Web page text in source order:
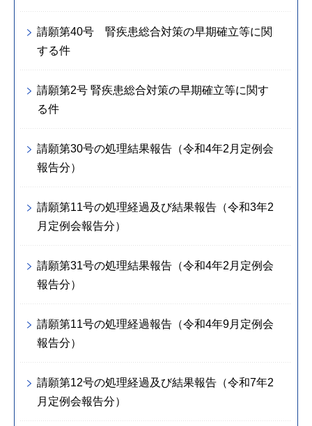
請願第40号 腎疾患総合対策の早期確立等に関
する件
請願第2号 腎疾患総合対策の早期確立等に関す
る件
請願第30号の処理結果報告（令和4年2月定例会
報告分）
請願第11号の処理経過及び結果報告（令和3年2
月定例会報告分）
請願第31号の処理結果報告（令和4年2月定例会
報告分）
請願第11号の処理経過報告（令和4年9月定例会
報告分）
請願第12号の処理経過及び結果報告（令和7年2
月定例会報告分）